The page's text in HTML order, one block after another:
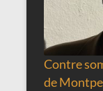
Contre
de